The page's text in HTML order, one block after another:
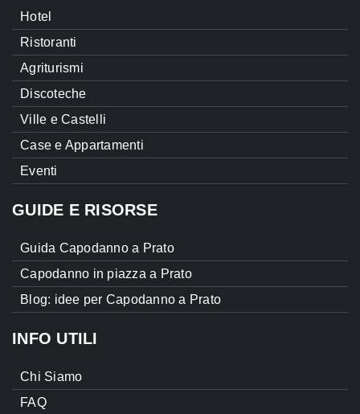
Hotel
Ristoranti
Agriturismi
Discoteche
Ville e Castelli
Case e Appartamenti
Eventi
GUIDE E RISORSE
Guida Capodanno a Prato
Capodanno in piazza a Prato
Blog: idee per Capodanno a Prato
INFO UTILI
Chi Siamo
FAQ